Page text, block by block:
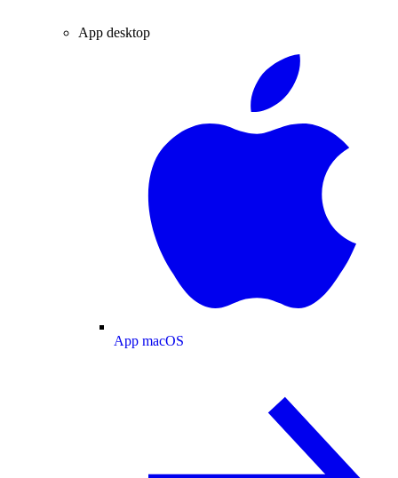
App desktop
App macOS